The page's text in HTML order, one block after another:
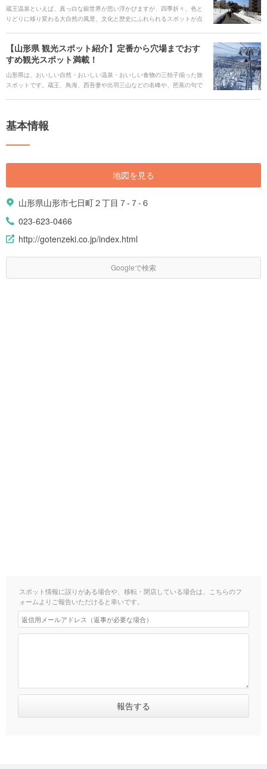
蔵王温泉といえば、真っ白な銀世界が思い浮かびますが、四季折々、色と
りどりに移り変わる大自然の風景、文化と歴史にふれられるスポットが点
します。絶好のドライブコースを堪能するには車があると便利です。大地
のエネルギーを体感できる蔵王温泉をご紹介します！
【山形県 観光スポット紹介】定番から穴場までおす
すめ観光スポット満載！
山形県は、おいしい自然・おいしい温泉・おいしい食物の三拍子揃った旅
スポットです。蔵王、鳥海、西吾妻や出羽三山などの名峰や、芭蕉の句で
あるんです。今回は、定番スポットをはじめ、人気温泉・お寺スポットか
基本情報
地図を見る
山形県山形市七日町２丁目７-７-６
023-623-0466
http://gotenzeki.co.jp/index.html
Googleで検索
スポット情報に誤りがある場合や、移転・閉店している場合は、こちらのフ
ォームよりご報告いただけると幸いです。